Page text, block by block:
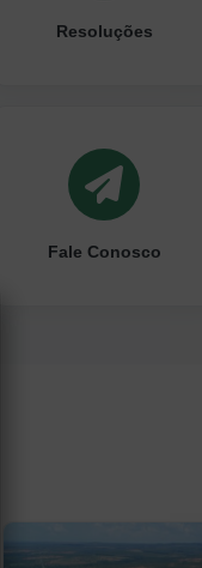
Resoluções
Fale Conosco